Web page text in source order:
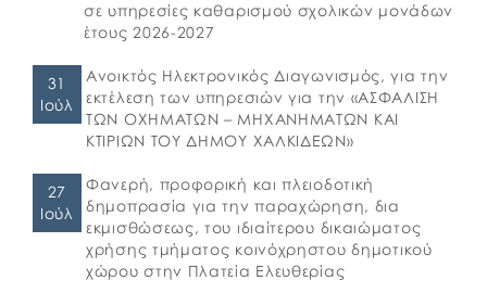
σε υπηρεσίες καθαρισμού σχολικών μονάδων
έτους 2026-2027
31
Ιούλ
Ανοικτός Ηλεκτρονικός Διαγωνισμός, για την
εκτέλεση των υπηρεσιών για την «ΑΣΦΑΛΙΣΗ
ΤΩΝ ΟΧΗΜΑΤΩΝ – ΜΗΧΑΝΗΜΑΤΩΝ ΚΑΙ
ΚΤΙΡΙΩΝ ΤΟΥ ΔΗΜΟΥ ΧΑΛΚΙΔΕΩΝ»
27
Ιούλ
Φανερή, προφορική και πλειοδοτική
δημοπρασία για την παραχώρηση, δια
εκμισθώσεως, του ιδιαίτερου δικαιώματος
χρήσης τμήματος κοινόχρηστου δημοτικού
χώρου στην Πλατεία Ελευθερίας